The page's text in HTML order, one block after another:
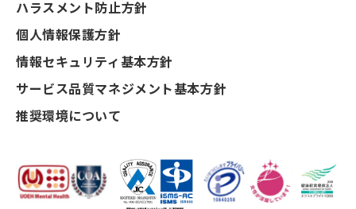
ハラスメント防止方針
個人情報保護方針
情報セキュリティ基本方針
サービス品質マネジメント基本方針
推奨環境について